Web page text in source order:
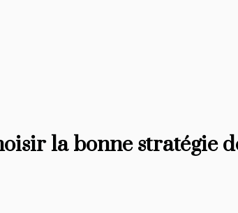
la bonne stratégie